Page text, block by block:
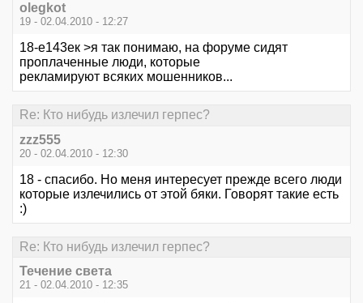
olegkot
19 - 02.04.2010 - 12:27
18-е143ек >я так понимаю, на форуме сидят
проплаченные люди, которые
рекламируют всяких мошенников...
Re: Кто нибудь излечил герпес?
zzz555
20 - 02.04.2010 - 12:30
18 - спасибо. Но меня интересует прежде всего люди
которые излечились от этой бяки. Говорят такие есть
:)
Re: Кто нибудь излечил герпес?
Течение света
21 - 02.04.2010 - 12:35